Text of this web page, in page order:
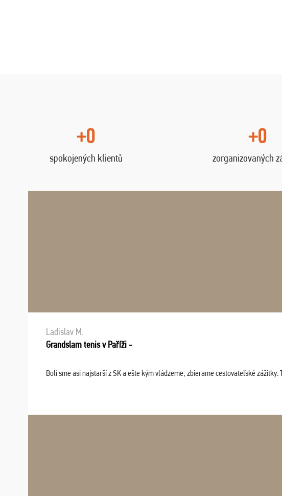
+0
spokojených klientů
+0
zorganizovaných
Ladislav M.
Grandslam tenis v Paříži -
Bolí sme asi najstarší z SK a ešte kým vládzeme, zbierame cestovateľské